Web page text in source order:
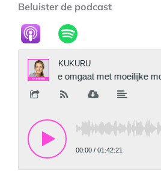
Beluister de podcast